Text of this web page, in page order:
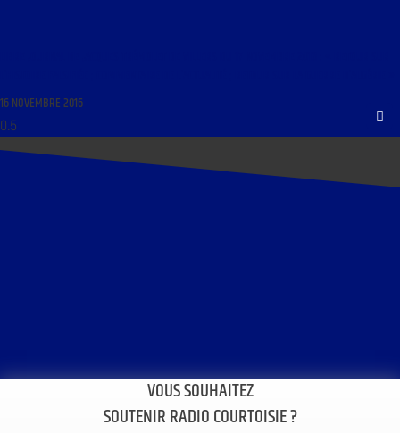
16 NOVEMBRE 2016
VOUS SOUHAITEZ
SOUTENIR RADIO COURTOISIE ?